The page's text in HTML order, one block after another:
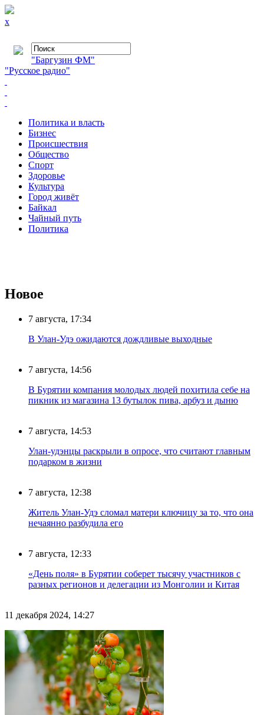
x
"Баргузин ФМ"
"Русское радио"
Политика и власть
Бизнес
Происшествия
Общество
Cпорт
Здоровье
Культура
Город живёт
Байкал
Чайный путь
Политика
Новое
7 августа, 17:34
В Улан-Удэ ожидаются дождливые выходные
7 августа, 14:56
В Бурятии компания молодых людей похитила себе на
пикник из магазина 13 бутылок пива, арбуз и дыню
7 августа, 14:53
Улан-удэнцы раскрыли в опросе, что считают главным
подарком в жизни
7 августа, 12:38
Житель Улан-Удэ сломал матери ключицу за то, что она
нечаянно разбудила его
7 августа, 12:33
«День поля» в Бурятии соберет тысячу участников с
разных регионов и делегации из Монголии и Китая
11 декабря 2024, 14:27